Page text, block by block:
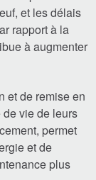
et les délais
rapport à la
à augmenter
et de remise en
vie de leurs
permet
et de
plus